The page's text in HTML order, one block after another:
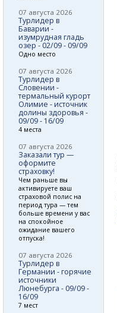
07 августа 2026
Турлидер в
Баварии -
изумрудная гладь
озер - 02/09 - 09/09
Одно место
07 августа 2026
Турлидер в
Словении -
термальный курорт
Олимие - источник
долины здоровья -
09/09 - 16/09
4 места
07 августа 2026
Заказали тур —
оформите
страховку!
Чем раньше вы
активируете ваш
страховой полис на
период тура — тем
больше времени у вас
на спокойное
ожидание вашего
отпуска!
07 августа 2026
Турлидер в
Германии - горячие
источники
Люнебурга - 09/09 -
16/09
7 мест